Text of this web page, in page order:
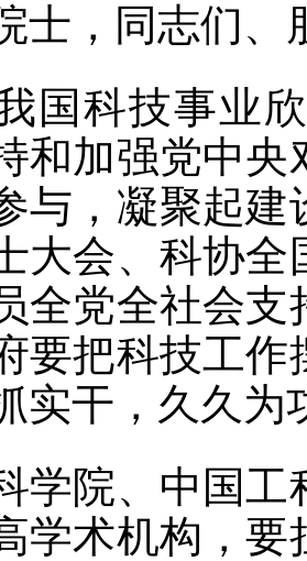
，同志们、
科技事业欣
和加强党中
与，凝聚起
大会、科协
全党全社会
要把科技工
实干，久久为
院、中国工
学术机构，